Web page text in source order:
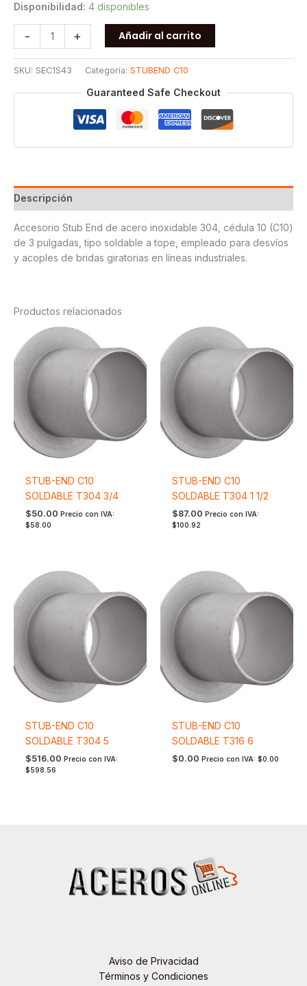
Disponibilidad: 4 disponibles
-
END
C10
SOLDABLE
T304
+ Añadir al carrito
SKU: SEC1S43 Categoría: STUBEND C10
Guaranteed Safe Checkout
Descripción
Accesorio Stub End de acero inoxidable 304, cédula 10 (C10)
de 3 pulgadas, tipo soldable a tope, empleado para desvíos
y acoples de bridas giratorias en líneas industriales.
Productos relacionados
STUB-END C10
SOLDABLE T304 3/4
$50.00 Precio con IVA:
$58.00
STUB-END C10
SOLDABLE T304 1 1/2
$87.00 Precio con IVA:
$100.92
STUB-END C10
SOLDABLE T304 5
$516.00 Precio con IVA:
$598.56
STUB-END C10
SOLDABLE T316 6
$0.00 Precio con IVA: $0.00
Aviso de Privacidad
Términos y Condiciones